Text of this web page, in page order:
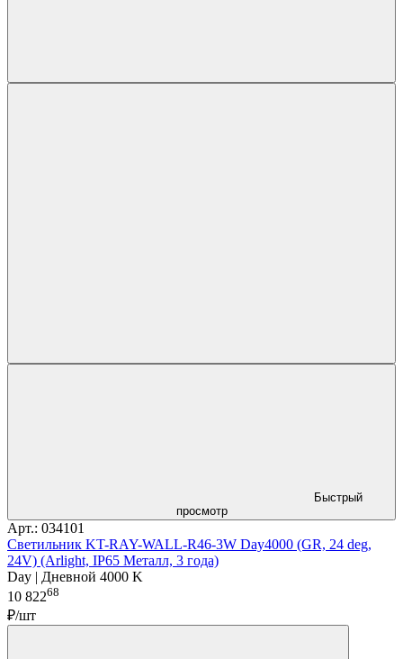
Быстрый
просмотр
Арт.: 034101
Светильник KT-RAY-WALL-R46-3W Day4000 (GR, 24 deg,
24V) (Arlight, IP65 Металл, 3 года)
Day | Дневной 4000 K
10 82268
₽/шт